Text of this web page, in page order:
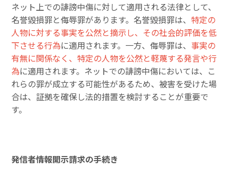
ネット上での誹謗中傷に対して適用される法律として、
名誉毀損罪と侮辱罪があります。名誉毀損罪は、 特定の
人物に対する事実を公然と摘示し、その社会的評価を低
下させる行為に適用されます。一方、侮辱罪は、 事実の
有無に関係なく、特定の人物を公然と軽蔑する発言や行
為に適用されます。ネットでの誹謗中傷においては、こ
れらの罪が成立する可能性があるため、被害を受けた場
合は、証拠を確保し法的措置を検討することが重要で
す。
発信者情報開示請求の手続き